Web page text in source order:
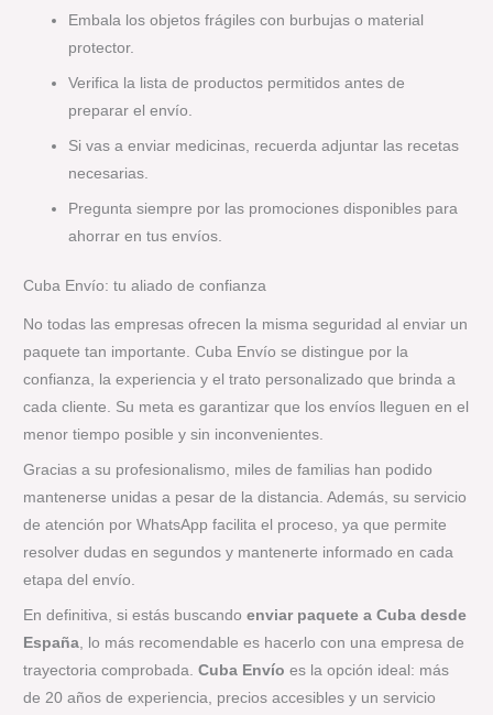
Embala los objetos frágiles con burbujas o material
protector.
Verifica la lista de productos permitidos antes de
preparar el envío.
Si vas a enviar medicinas, recuerda adjuntar las recetas
necesarias.
Pregunta siempre por las promociones disponibles para
ahorrar en tus envíos.
Cuba Envío: tu aliado de confianza
No todas las empresas ofrecen la misma seguridad al enviar un
paquete tan importante. Cuba Envío se distingue por la
confianza, la experiencia y el trato personalizado que brinda a
cada cliente. Su meta es garantizar que los envíos lleguen en el
menor tiempo posible y sin inconvenientes.
Gracias a su profesionalismo, miles de familias han podido
mantenerse unidas a pesar de la distancia. Además, su servicio
de atención por WhatsApp facilita el proceso, ya que permite
resolver dudas en segundos y mantenerte informado en cada
etapa del envío.
En definitiva, si estás buscandoenviar paquete a Cuba desde
España , lo más recomendable es hacerlo con una empresa de
trayectoria comprobada.Cuba Envío es la opción ideal: más
de 20 años de experiencia, precios accesibles y un servicio